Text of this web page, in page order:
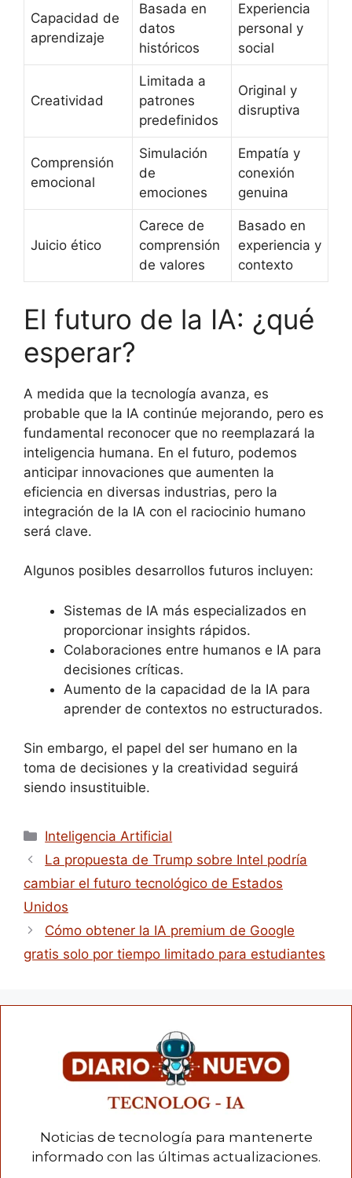
Capacidad de
aprendizaje
Basada en
datos
históricos
Experiencia
personal y
social
Creatividad
Limitada a
patrones
predefinidos
Original y
disruptiva
Comprensión
emocional
Simulación
de
emociones
Empatía y
conexión
genuina
Juicio ético
Carece de
comprensión
de valores
Basado en
experiencia y
contexto
El futuro de la IA: ¿qué
esperar?
A medida que la tecnología avanza, es
probable que la IA continúe mejorando, pero es
fundamental reconocer que no reemplazará la
inteligencia humana. En el futuro, podemos
anticipar innovaciones que aumenten la
eficiencia en diversas industrias, pero la
integración de la IA con el raciocinio humano
será clave.
Algunos posibles desarrollos futuros incluyen:
Sistemas de IA más especializados en
proporcionar insights rápidos.
Colaboraciones entre humanos e IA para
decisiones críticas.
Aumento de la capacidad de la IA para
aprender de contextos no estructurados.
Sin embargo, el papel del ser humano en la
toma de decisiones y la creatividad seguirá
siendo insustituible.
Inteligencia Artificial
La propuesta de Trump sobre Intel podría
cambiar el futuro tecnológico de Estados
Unidos
Cómo obtener la IA premium de Google
gratis solo por tiempo limitado para estudiantes
Noticias de tecnología para mantenerte
informado con las últimas actualizaciones.